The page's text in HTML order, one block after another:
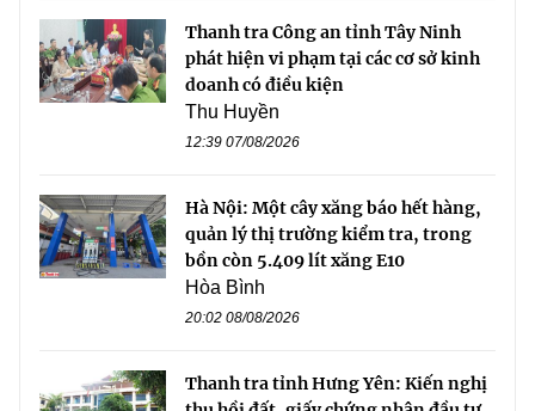
Thanh tra Công an tỉnh Tây Ninh
phát hiện vi phạm tại các cơ sở kinh
doanh có điều kiện
Thu Huyền
12:39 07/08/2026
Hà Nội: Một cây xăng báo hết hàng,
quản lý thị trường kiểm tra, trong
bồn còn 5.409 lít xăng E10
Hòa Bình
20:02 08/08/2026
Thanh tra tỉnh Hưng Yên: Kiến nghị